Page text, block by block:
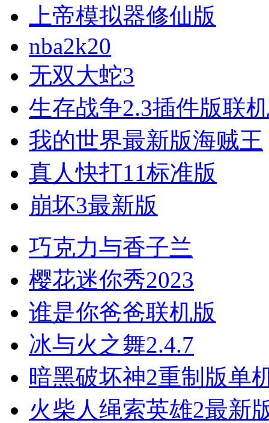
上帝模拟器修仙版
nba2k20
无双大蛇3
生存战争2.3插件版联
我的世界最新版海贼王
真人快打11标准版
崩坏3最新版
巧克力与香子兰
樱花迷你秀2023
谁是你爸爸联机版
冰与火之舞2.4.7
暗黑破坏神2重制版单
火柴人绳索英雄2最新